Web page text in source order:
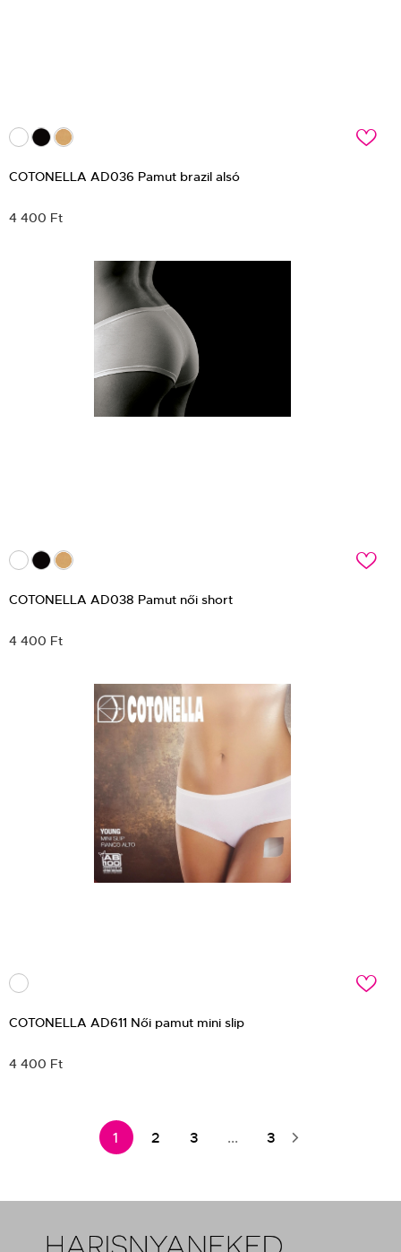
c
COTONELLA AD036 Pamut brazil alsó
4 400 Ft
c
COTONELLA AD038 Pamut női short
4 400 Ft
c
COTONELLA AD611 Női pamut mini slip
4 400 Ft
1 2 3 ... 3